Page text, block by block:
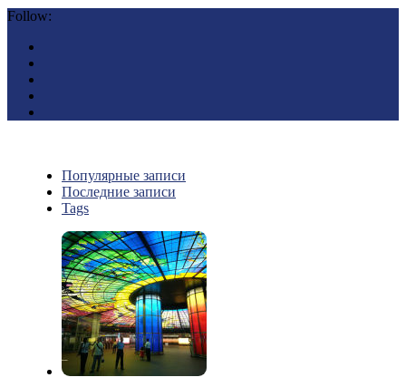
Follow:
Популярные записи
Последние записи
Tags